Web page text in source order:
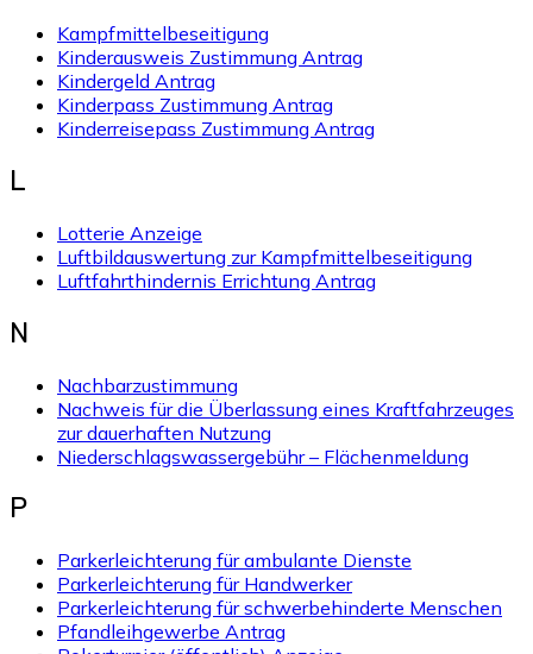
Kampfmittelbeseitigung
Kinderausweis Zustimmung Antrag
Kindergeld Antrag
Kinderpass Zustimmung Antrag
Kinderreisepass Zustimmung Antrag
L
Lotterie Anzeige
Luftbildauswertung zur Kampfmittelbeseitigung
Luftfahrthindernis Errichtung Antrag
N
Nachbarzustimmung
Nachweis für die Überlassung eines Kraftfahrzeuges
zur dauerhaften Nutzung
Niederschlagswassergebühr – Flächenmeldung
P
Parkerleichterung für ambulante Dienste
Parkerleichterung für Handwerker
Parkerleichterung für schwerbehinderte Menschen
Pfandleihgewerbe Antrag